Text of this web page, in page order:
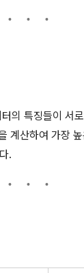
의 특징들이 서
계산하여 가장
.